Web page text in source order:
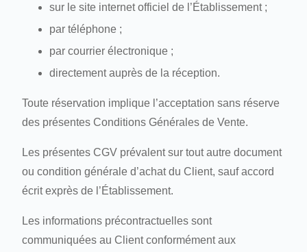
sur le site internet officiel de l’Établissement ;
par téléphone ;
par courrier électronique ;
directement auprès de la réception.
Toute réservation implique l’acceptation sans réserve
des présentes Conditions Générales de Vente.
Les présentes CGV prévalent sur tout autre document
ou condition générale d’achat du Client, sauf accord
écrit exprès de l’Établissement.
Les informations précontractuelles sont
communiquées au Client conformément aux